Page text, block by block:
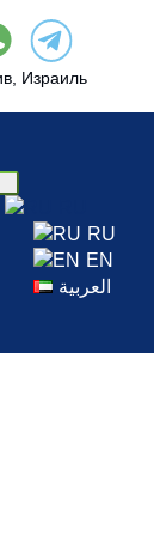
Израиль
RU
EN
العربية